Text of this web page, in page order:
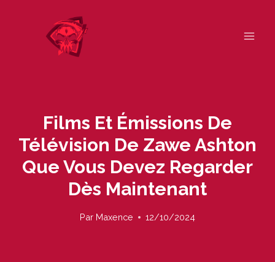
Films Et Émissions De
Télévision De Zawe Ashton
Que Vous Devez Regarder
Dès Maintenant
Par Maxence 12/10/2024